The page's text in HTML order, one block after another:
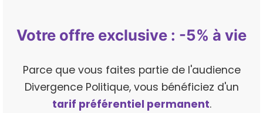
Votre offre exclusive : -5% à vie
Parce que vous faites partie de l'audience
Divergence Politique, vous bénéficiez d'un
tarif préférentiel permanent.